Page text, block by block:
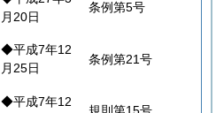
月20日
条例第5号
◆平成7年12
月25日
条例第21号
◆平成7年12